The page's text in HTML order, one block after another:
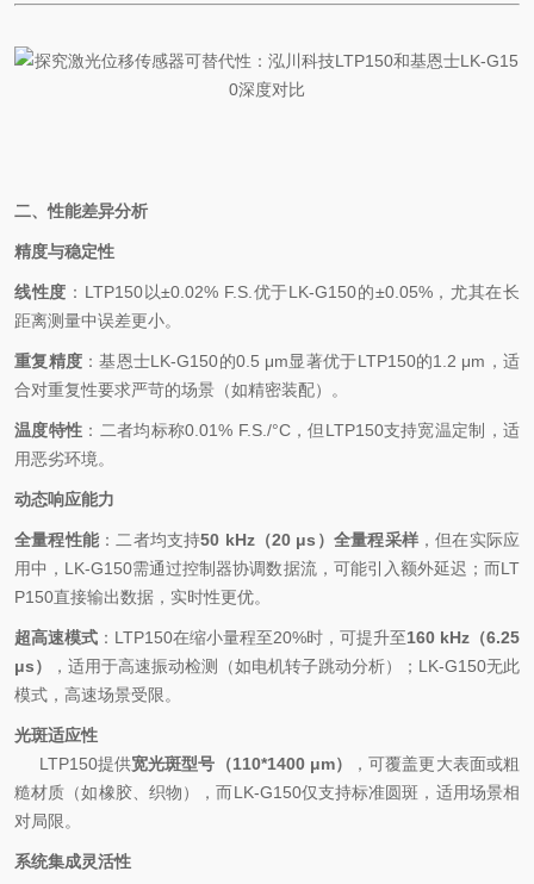
二、性能差异分析
精度与稳定性
线性度 ： LTP150以±0.02% F.S. 优于LK-G150的±0.05%，尤其在长
距离测量中误差更小。
重复精度 ：基恩士LK-G150的0.5 μm显著优于LTP150的1.2 μm ，适
合对重复性要求严苛的场景（如精密装配）。
温度特性 ：二者均标称0.01% F.S./°C，但 LTP150支持宽温定制，适
用恶劣环境。
动态响应能力
全量程性能：二者均支持50 kHz（20 μs ）全量程采样，但在实际应
用中， LK-G150需通过控制器协调数据流，可能引入额外延迟；而LT
P150直接输出数据，实时性更优。
超高速模式 ： LTP150在缩小量程至20%时，可提升至160 kHz （6.25
μs） ，适用于高速振动检测（如电机转子跳动分析）； LK-G150无此
模式，高速场景受限。
光斑适应性
LTP150提供宽光斑型号（110*1400 μm）
，可覆盖更大表面或粗
糙材质（如橡胶、织物），而LK-G150仅支持标准圆斑，适用场景相
对局限。
系统集成灵活性